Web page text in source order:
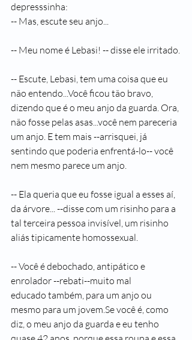
depresssinha:
-- Mas, escute seu anjo...
-- Meu nome é Lebasi! -- disse ele irritado.
-- Escute, Lebasi, tem uma coisa que eu
não entendo...Você ficou tão bravo,
dizendo que é o meu anjo da guarda. Ora,
não fosse pelas asas...você nem pareceria
um anjo. E tem mais --arrisquei, já
sentindo que poderia enfrentá-lo-- você
nem mesmo parece um anjo.
-- Ela queria que eu fosse igual a esses aí,
da árvore... --disse com um risinho para a
tal terceira pessoa invisível, um risinho
aliás tipicamente homossexual.
-- Você é debochado, antipático e
enrolador --rebati--muito mal
educado também, para um anjo ou
mesmo para um jovem.Se você é, como
diz, o meu anjo da guarda e eu tenho